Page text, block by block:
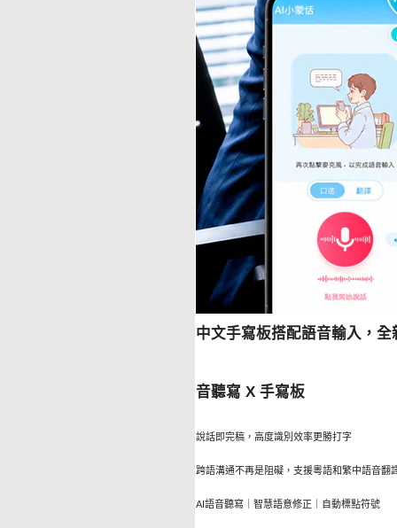
中文手寫板搭配語音輸入，
音聽寫 X 手寫板
說話即完稿，高度識別效率更勝打字
跨語溝通不再是阻礙，支援粵語和繁中語音翻
AI語音聽寫｜智慧語意修正｜自動標點符號